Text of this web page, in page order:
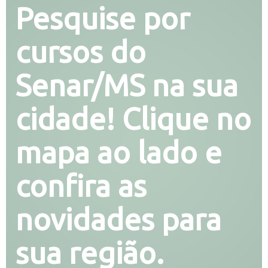
Pesquise por
cursos do
Senar/MS na sua
cidade! Clique no
mapa ao lado e
confira as
novidades para
sua região.